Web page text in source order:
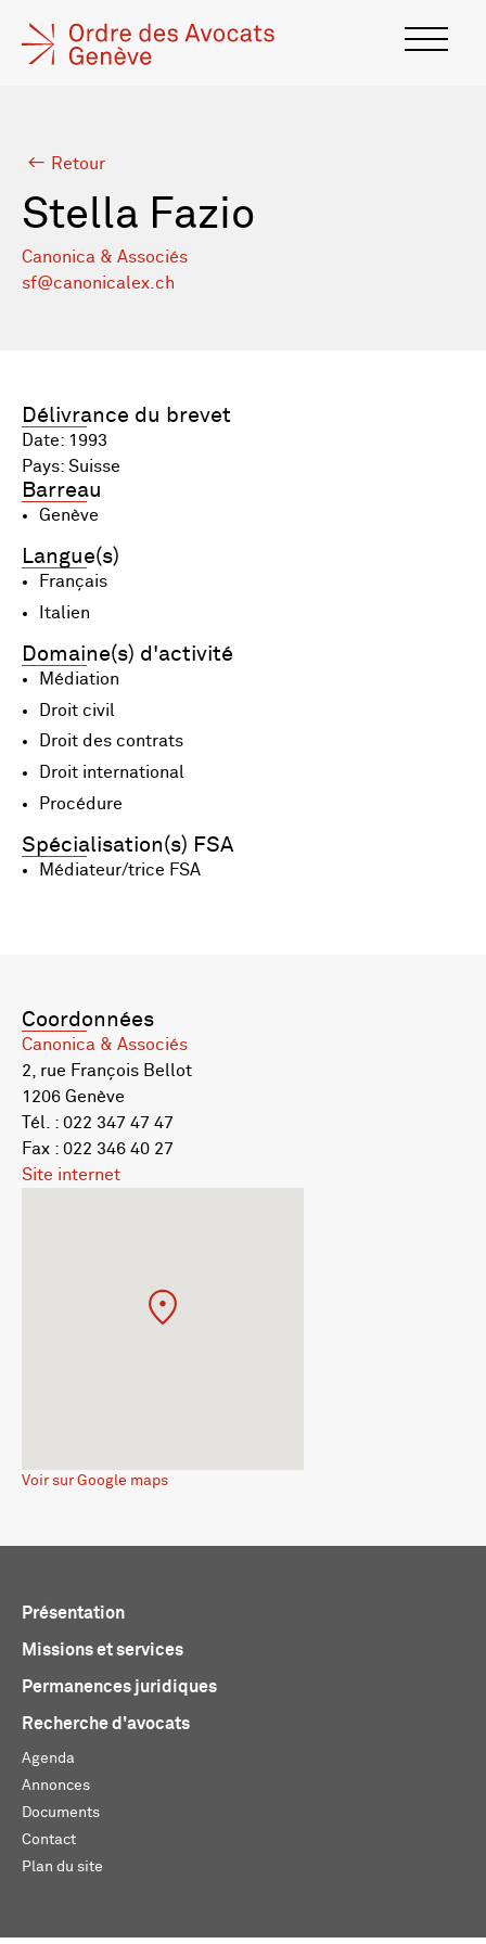
Retour
Stella Fazio
Canonica & Associés
sf@canonicalex.ch
Délivrance du brevet
Date: 1993
Pays: Suisse
Barreau
Genève
Langue(s)
Français
Italien
Domaine(s) d'activité
Médiation
Droit civil
Droit des contrats
Droit international
Procédure
Spécialisation(s) FSA
Médiateur/trice FSA
Coordonnées
Canonica & Associés
2, rue François Bellot
1206 Genève
Tél. : 022 347 47 47
Fax : 022 346 40 27
Site internet
Voir sur Google maps
Présentation
Missions et services
Permanences juridiques
Recherche d'avocats
Agenda
Annonces
Documents
Contact
Plan du site